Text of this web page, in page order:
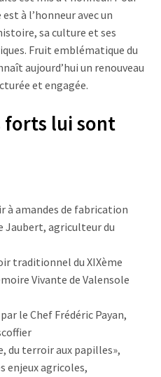
à l’honneur avec un
sa culture et ses
Fruit emblématique du
aujourd’hui un renouveau
et engagée.
forts lui sont
à amandes de fabrication
Jaubert, agriculteur du
traditionnel du XIXème
Vivante de Valensole
le Chef Frédéric Payan,
du terroir aux papilles»,
enjeux agricoles,